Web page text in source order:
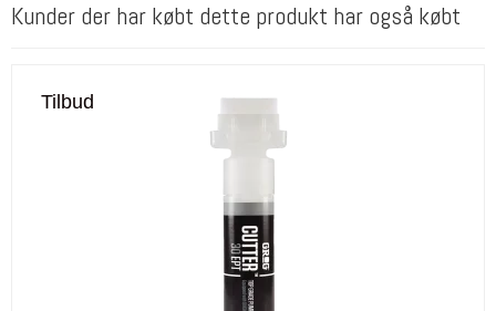
Kunder der har købt dette produkt har også købt
Tilbud